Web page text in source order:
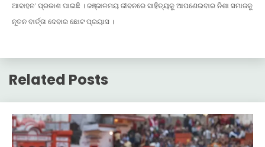
ଆବାହନ’ ପ୍ରକାଶ ପାଇଛି । ଜଞ୍ଜାଳମୟ ଜୀବନରେ ସାହିତ୍ୟକୁ ଆପଣେଇବାର ନିଶା ସମାଜକୁ
ନୂତନ ବାର୍ତ୍ତା ଦେବାର ଛୋଟ ପ୍ରୟାସ ।
Related Posts